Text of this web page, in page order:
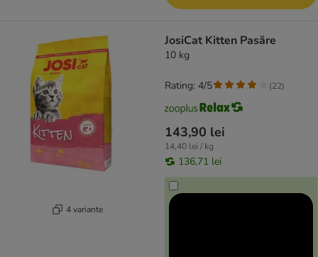
4 variante
JosiCat Kitten Pasăre
10 kg
143,90 lei
14,40 lei / kg
136,71 lei
Rating: 4/5 (22)